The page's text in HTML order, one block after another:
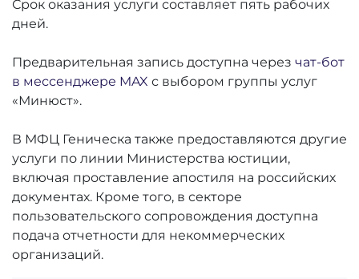
Срок оказания услуги составляет пять рабочих
дней.
Предварительная запись доступна через чат-бот
в мессенджере MAX с выбором группы услуг
«Минюст».
В МФЦ Геническа также предоставляются другие
услуги по линии Министерства юстиции,
включая проставление апостиля на российских
документах. Кроме того, в секторе
пользовательского сопровождения доступна
подача отчетности для некоммерческих
организаций.